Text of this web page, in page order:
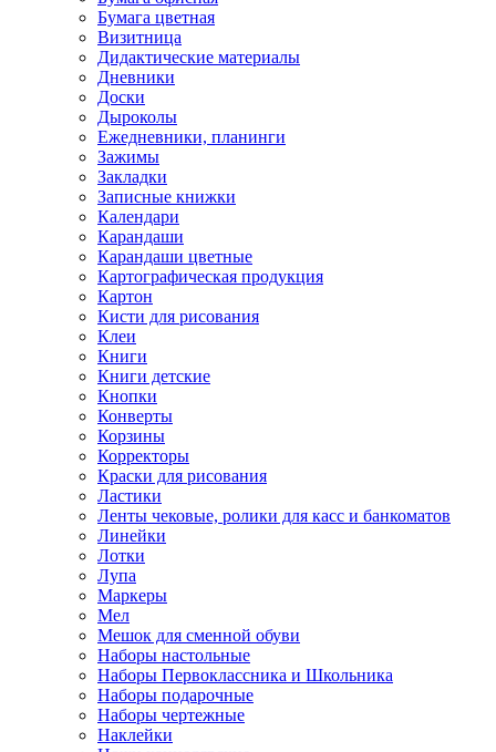
Бумага цветная
Визитница
Дидактические материалы
Дневники
Доски
Дыроколы
Ежедневники, планинги
Зажимы
Закладки
Записные книжки
Календари
Карандаши
Карандаши цветные
Картографическая продукция
Картон
Кисти для рисования
Клеи
Книги
Книги детские
Кнопки
Конверты
Корзины
Корректоры
Краски для рисования
Ластики
Ленты чековые, ролики для касс и банкоматов
Линейки
Лотки
Лупа
Маркеры
Мел
Мешок для сменной обуви
Наборы настольные
Наборы Первоклассника и Школьника
Наборы подарочные
Наборы чертежные
Наклейки